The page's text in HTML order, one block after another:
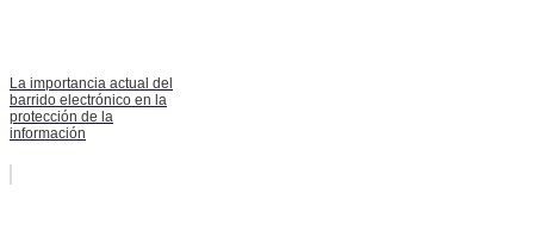
La importancia actual del
barrido electrónico en la
protección de la
información